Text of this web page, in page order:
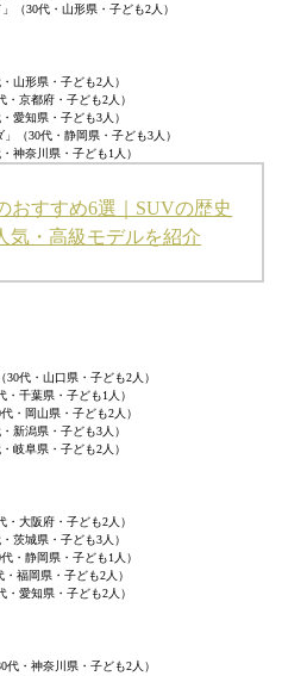
（30代・山形県・子ども2人）
山形県・子ども2人）
・京都府・子ども2人）
愛知県・子ども3人）
（30代・静岡県・子ども3人）
神奈川県・子ども1人）
おすすめ6選｜SUVの歴史
気・高級モデルを紹介
30代・山口県・子ども2人）
・千葉県・子ども1人）
・岡山県・子ども2人）
新潟県・子ども3人）
岐阜県・子ども2人）
・大阪府・子ども2人）
茨城県・子ども3人）
・静岡県・子ども1人）
・福岡県・子ども2人）
・愛知県・子ども2人）
代・神奈川県・子ども2人）